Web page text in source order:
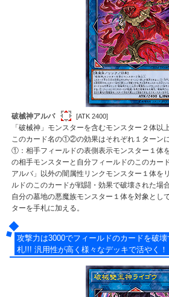
破械神アルバ [ATK 2400]
「破械神」モンスターを含むモンスター２体以
このカード名の①②の効果はそれぞれ１ターン
①：相手フィールドの表側表示モンスター１体
の相手モンスターと自分フィールドのこのカー
アルバ」以外の闇属性リンクモンスター１体を
ルドのこのカードが戦闘・効果で破壊された場
自分の墓地の悪魔族モンスター１体を対象とし
ターを手札に加える。
攻撃力は3000でフィールドのカードを破
札!!! 汎用性が高く様々なデッキで活やく！